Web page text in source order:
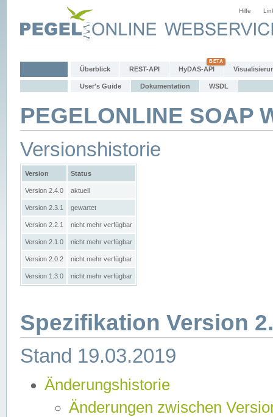
Hilfe
Überblick REST-API HyDAS-API
User's Guide Dokumentation WSDL
PEGELONLINE SOAP
Versionshistorie
Version Status
Version 2.4.0 aktuell
Version 2.3.1 gewartet
Version 2.2.1 nicht mehr verfügbar
Version 2.1.0 nicht mehr verfügbar
Version 2.0.2 nicht mehr verfügbar
Version 1.3.0 nicht mehr verfügbar
Spezifikation Version
Stand 19.03.2019
Änderungshistorie
Änderungen zwischen